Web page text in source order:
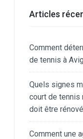
Articles
Comment
de tennis à
Quels signes
court de tennis
doit être
Comment une